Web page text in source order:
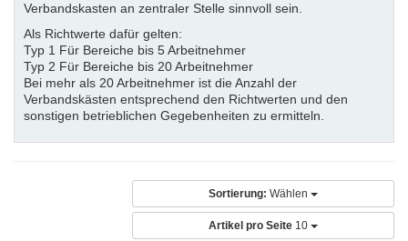
Verbandskasten an zentraler Stelle sinnvoll sein.
Als Richtwerte dafür gelten:
Typ 1 Für Bereiche bis 5 Arbeitnehmer
Typ 2 Für Bereiche bis 20 Arbeitnehmer
Bei mehr als 20 Arbeitnehmer ist die Anzahl der
Verbandskästen entsprechend den Richtwerten und den
sonstigen betrieblichen Gegebenheiten zu ermitteln.
Sortierung: Wählen
Artikel pro Seite 10